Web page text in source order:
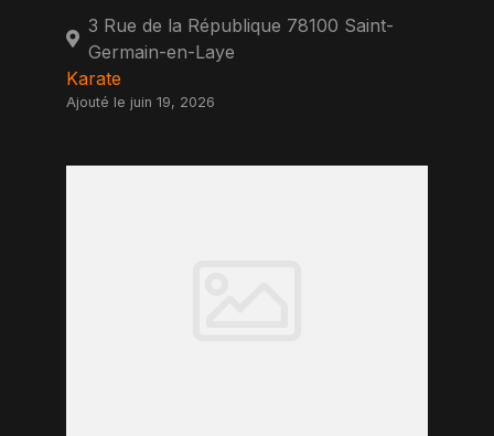
3 Rue de la République 78100 Saint-
Germain-en-Laye
Karate
Ajouté le juin 19, 2026